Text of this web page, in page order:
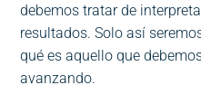
debemos tratar de
resultados. Solo así
qué es aquello que
avanzando.